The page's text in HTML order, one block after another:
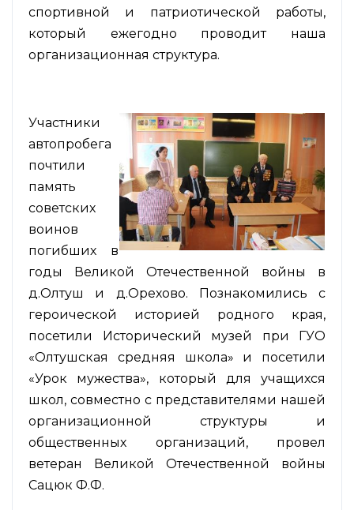
спортивной и патриотической работы,
который ежегодно проводит наша
организационная структура.
Участники
автопробега
почтили
память
советских
воинов
погибших в
годы Великой Отечественной войны в
д.Олтуш и д.Орехово. Познакомились с
героической историей родного края,
посетили Исторический музей при ГУО
«Олтушская средняя школа» и посетили
«Урок мужества», который для учащихся
школ, совместно с представителями нашей
организационной структуры и
общественных организаций, провел
ветеран Великой Отечественной войны
Сацюк Ф.Ф.